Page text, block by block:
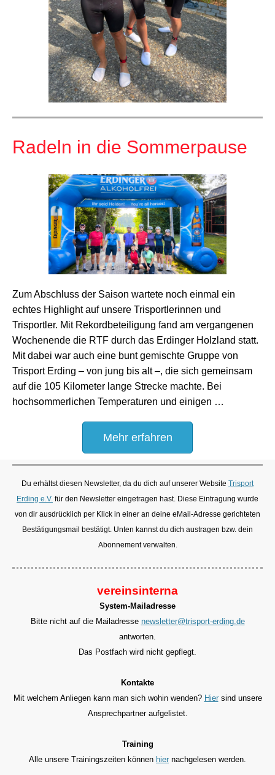
Radeln in die Sommerpause
Zum Abschluss der Saison wartete noch einmal ein
echtes Highlight auf unsere Trisportlerinnen und
Trisportler. Mit Rekordbeteiligung fand am vergangenen
Wochenende die RTF durch das Erdinger Holzland statt.
Mit dabei war auch eine bunt gemischte Gruppe von
Trisport Erding – von jung bis alt –, die sich gemeinsam
auf die 105 Kilometer lange Strecke machte. Bei
hochsommerlichen Temperaturen und einigen …
Mehr erfahren
Du erhältst diesen Newsletter, da du dich auf unserer Website Trisport
Erding e.V. für den Newsletter eingetragen hast. Diese Eintragung wurde
von dir ausdrücklich per Klick in einer an deine eMail-Adresse gerichteten
Bestätigungsmail bestätigt. Unten kannst du dich austragen bzw. dein
Abonnement verwalten.
vereinsinterna
System-Mailadresse
Bitte nicht auf die Mailadresse newsletter@trisport-erding.de
antworten.
Das Postfach wird nicht gepflegt.
Kontakte
Mit welchem Anliegen kann man sich wohin wenden? Hiersind unsere
Ansprechpartner aufgelistet.
Training
Alle unsere Trainingszeiten können hier nachgelesen werden.